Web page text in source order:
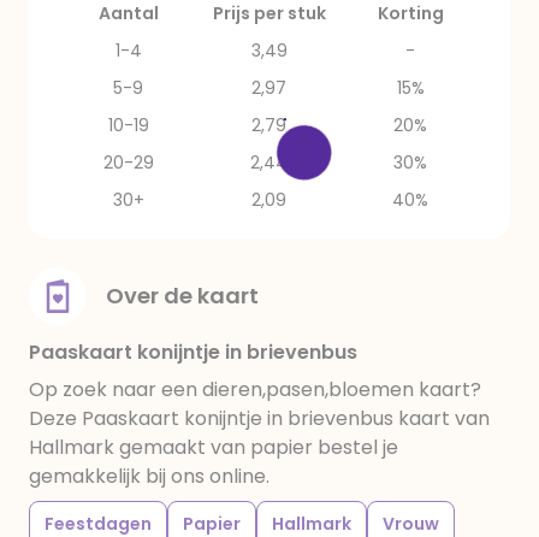
Aantal Prijs per stuk
Korting
1-4
3,49
-
5-9
2,97
15%
10-19
2,79
20%
20-29
2,44
30%
30+
2,09 40%
Over de kaart
Paaskaart konijntje in brievenbus
Op zoek naar een dieren,pasen,bloemen kaart?
Deze Paaskaart konijntje in brievenbus kaart van
Hallmark gemaakt van papier bestel je
gemakkelijk bij ons online.
Feestdagen Papier Hallmark Vrouw